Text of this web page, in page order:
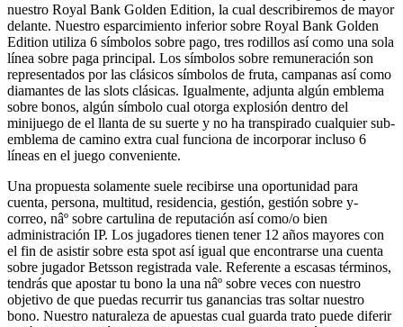
nuestro Royal Bank Golden Edition, la cual describiremos de mayor
delante. Nuestro esparcimiento inferior sobre Royal Bank Golden
Edition utiliza 6 símbolos sobre pago, tres rodillos así­ como una sola
línea sobre paga principal. Los símbolos sobre remuneración son
representados por las clásicos símbolos de fruta, campanas así­ como
diamantes de las slots clásicas. Igualmente, adjunta algún emblema
sobre bonos, algún símbolo cual otorga explosión dentro del
minijuego de el llanta de su suerte y no ha transpirado cualquier sub-
emblema de camino extra cual funciona de incorporar incluso 6
líneas en el juego conveniente.
Una propuesta solamente suele recibirse una oportunidad para
cuenta, persona, multitud, residencia, gestión, gestión sobre y-
correo, nâº sobre cartulina de reputación así­ como/o bien
administración IP. Los jugadores tienen tener 12 años mayores con
el fin de asistir sobre esta spot así­ igual que encontrarse una cuenta
sobre jugador Betsson registrada vale. Referente a escasas términos,
tendrás que apostar tu bono la una nâº sobre veces con nuestro
objetivo de que puedas recurrir tus ganancias tras soltar nuestro
bono. Nuestro naturaleza de apuestas cual guarda trato puede diferir